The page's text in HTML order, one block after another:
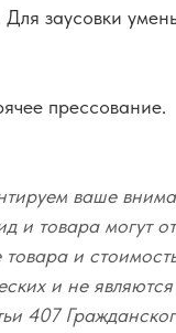
заусовки
прессование.
ваше
и товара могут
и
и не
407